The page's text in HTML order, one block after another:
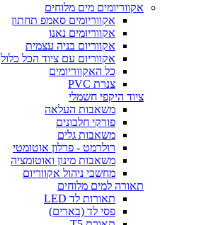
אקווריומים מים מלוחים
אקווריומים סאמפ תחתון
אקווריומים נאנו
אקווריום בניה עצמית
אקווריום עם ציוד הכל כלול
כל האקווריומים
צנרת PVC
ציוד היקפי חשמלי
משאבות העלאה
פורקי חלבונים
משאבות גלים
רולרמט - פרלון אוטומטי
משאבות מינון ואוטומציה
מחשבי ניהול אקווריום
תאורה למים מלוחים
תאורות לד LED
פסי לד (בארים)